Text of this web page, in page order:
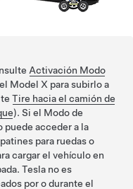
Activación Modo
Model X para subirlo a
Tire hacia el camión de
). Si el Modo de
puede acceder a la
para ruedas o
cargar el vehículo en
Tesla no es
por o durante el